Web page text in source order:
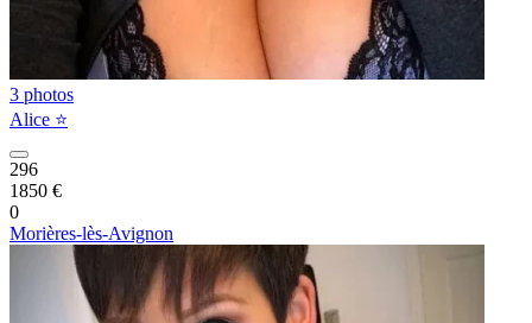
3 photos
Alice ⭐️
296
1850 €
0
Morières-lès-Avignon